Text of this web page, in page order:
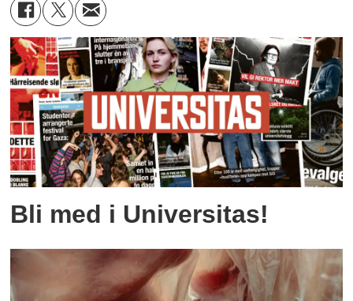
Bli med i Universitas!